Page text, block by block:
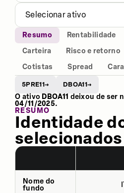
Selecionar ativo
Resumo Rentabilidade
Carteira
Risco e retorno
Cotistas
Spread
5PRE11→ DBOA11→
O ativo DBOA11 deixou de ser
04/11/2025.
RESUMO
Identidade
selecionados
Nome do
fundo